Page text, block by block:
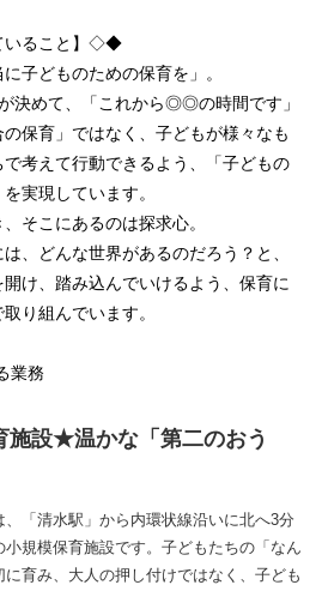
いること】◇◆
子どものための保育を」。
決めて、「これから◎◎の時間です」
保育」ではなく、子どもが様々なも
考えて行動できるよう、「子どもの
実現しています。
そこにあるのは探求心。
、どんな世界があるのだろう？と、
け、踏み込んでいけるよう、保育に
り組んでいます。
業務
施設★温かな「第二のおう
、「清水駅」から内環状線沿いに北へ3分
規模保育施設です。子どもたちの「なん
育み、大人の押し付けではなく、子ども